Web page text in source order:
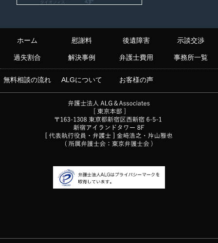
ホーム 慰謝料 後遺障害 示談交渉
過失割合 解決事例 弁護士費用 事務所一覧
無料相談の流れ ALGについて お客様の声